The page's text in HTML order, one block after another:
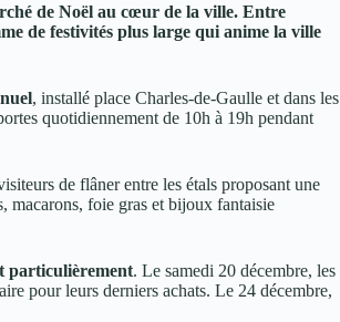
de Noël au cœur de la ville. Entre
de festivités plus large qui anime la ville
, installé place Charles-de-Gaulle et dans les
quotidiennement de 10h à 19h pendant
de flâner entre les étals proposant une
macarons, foie gras et bijoux fantaisie
particulièrement. Le samedi 20 décembre, les
pour leurs derniers achats. Le 24 décembre,